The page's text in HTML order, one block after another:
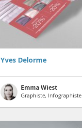
Yves Delorme
Emma Wiest
Graphiste, Infographiste